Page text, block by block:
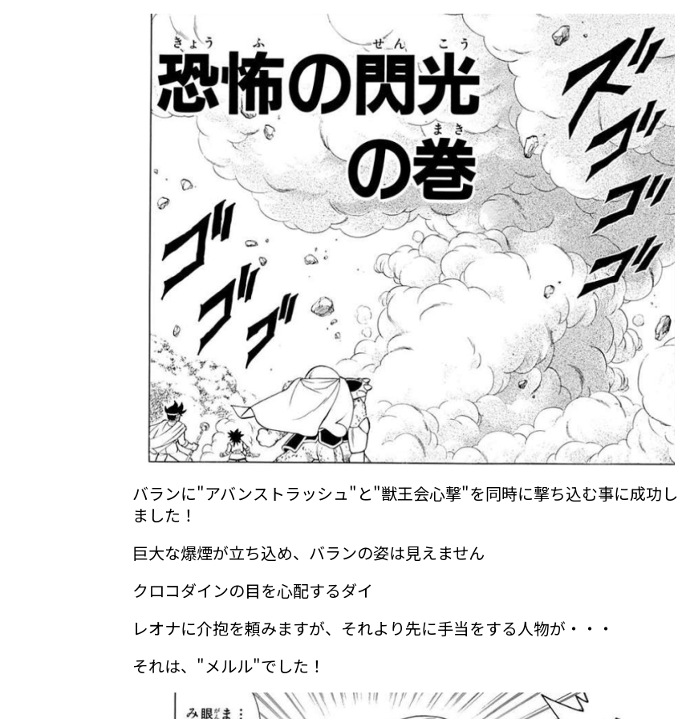
バランに"アバンストラッシュ"と"獣王会心撃"を同時に撃ち込む事に成功し
ました！
巨大な爆煙が立ち込め、バランの姿は見えません
クロコダインの目を心配するダイ
レオナに介抱を頼みますが、それより先に手当をする人物が・・・
それは、"メルル"でした！